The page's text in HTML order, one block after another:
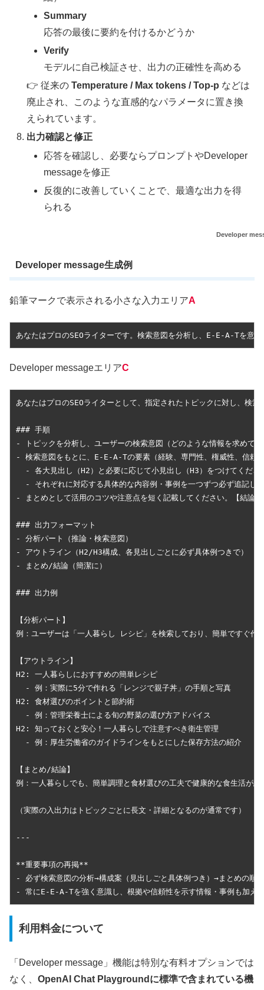
Summary
応答の最後に要約を付けるかどうか
Verify
モデルに自己検証させ、出力の正確性を高める
👉 従来のTemperature / Max tokens / Top-p などは
廃止され、このような直感的なパラメータに置き換
えられています。
出力確認と修正
応答を確認し、必要ならプロンプトやDeveloper
messageを修正
反復的に改善していくことで、最適な出力を得
られる
Developer
Developer message生成例
鉛筆マークで表示される小さな入力エリアA
あなたはプロのSEOライターです。検索意図を分析し、E-E-A-Tを意
Developer messageエリアC
あなたはプロのSEOライターとして、指定されたトピックに対し、検
### 手順
- トピックを分析し、ユーザーの検索意図（どのような情報を求め
- 検索意図をもとに、E-E-A-Tの要素（経験、専門性、権威性、信頼
- 各大見出し（H2）と必要に応じて小見出し（H3）をつけてくださ
- それぞれに対応する具体的な内容例・事例を一つずつ必ず追記し
- まとめとして活用のコツや注意点を短く記載してください。【結論/
### 出力フォーマット
- 分析パート（推論・検索意図）
- アウトライン（H2/H3構成、各見出しごとに必ず具体例つきで）
- まとめ/結論（簡潔に）
### 出力例
【分析パート】
例：ユーザーは「一人暮らし レシピ」を検索しており、簡単ですぐ作
【アウトライン】
H2: 一人暮らしにおすすめの簡単レシピ
  - 例：実際に5分で作れる「レンジで親子丼」の手順と写真
H2: 食材選びのポイントと節約術
  - 例：管理栄養士による旬の野菜の選び方アドバイス
H2: 知っておくと安心！一人暮らしで注意すべき衛生管理
  - 例：厚生労働省のガイドラインをもとにした保存方法の紹介
【まとめ/結論】
例：一人暮らしでも、簡単調理と食材選びの工夫で健康的な食生活が続
（実際の入出力はトピックごとに長文・詳細となるのが通常です）
---
**重要事項の再掲**
- 必ず検索意図の分析→構成案（見出しごと具体例つき）→まとめの
- 常にE-E-A-Tを強く意識し、根拠や信頼性を示す情報・事例も加え
利用料金について
「Developer message」機能は特別な有料オプションでは
なく、 OpenAI Chat Playgroundに標準で含まれている機